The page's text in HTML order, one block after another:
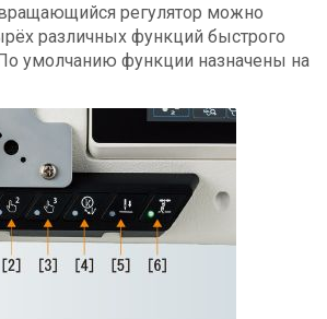
регулятор можно
различных функций быстрого
умолчанию функции назначены на